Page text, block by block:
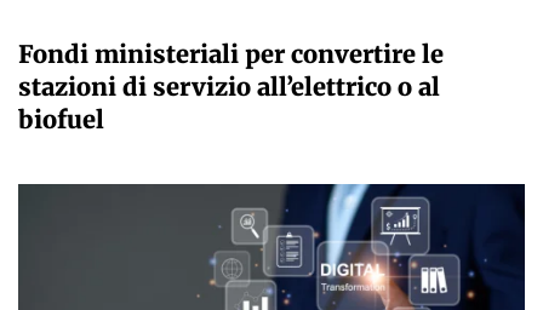
Fondi ministeriali per convertire le
stazioni di servizio all’elettrico o al
biofuel